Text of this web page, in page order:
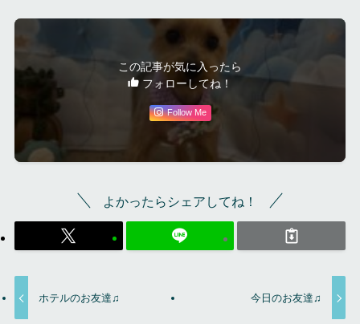
この記事が気に入ったら
フォローしてね！
Follow Me
よかったらシェアしてね！
ホテルのお友達♫ 今日のお友達♫